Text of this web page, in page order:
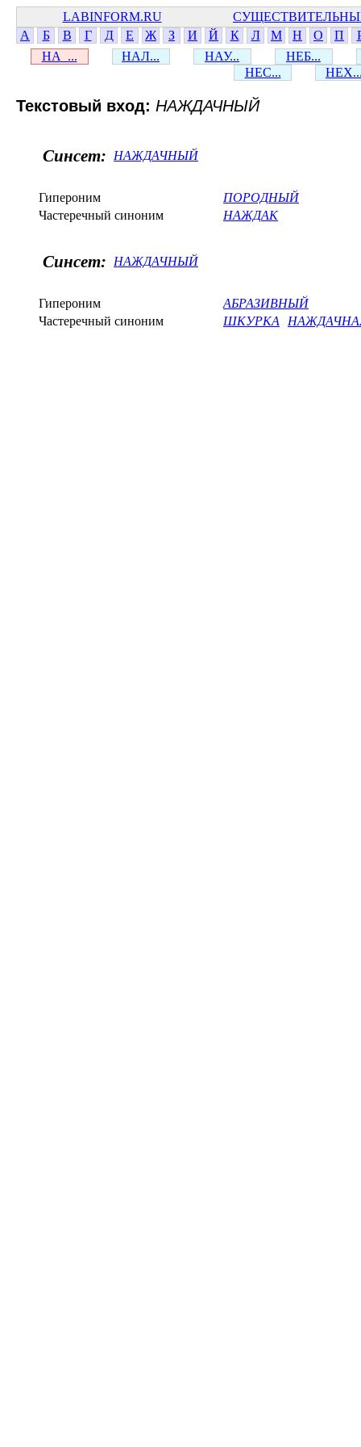
LABINFORM.RU
А
Б В Г Д Е Ж З И Й К Л М Н О П
НА_...
НАЛ... НАУ...
НЕБ...
НЕС...
Текстовый вход: НАЖДАЧНЫЙ
Синсет: НАЖДАЧНЫЙ
Гипероним
ПОРОДНЫЙ
Частеречный синоним
НАЖДАК
Синсет: НАЖДАЧНЫЙ
Гипероним
АБРАЗИВНЫЙ
Частеречный синоним
ШКУРКА